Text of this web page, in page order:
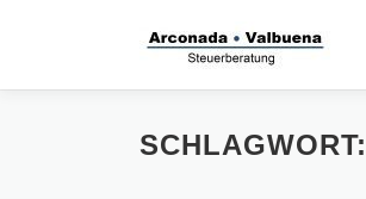
SCHLAGWORT: